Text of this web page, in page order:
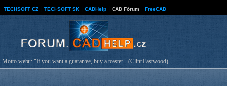
TECHSOFT CZ TECHSOFT SK CADHelp CAD Fórum FreeCAD
Motto webu: "If you want a guarantee, buy a toaster." (Clint Eastwood)